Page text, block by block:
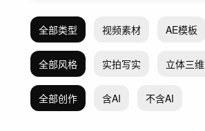
全部类型 视频素材 AE模板
全部风格 实拍写实 立体三维
全部创作 含AI 不含AI